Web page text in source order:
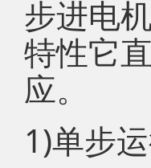
步进电
特性它
应。
1)单步